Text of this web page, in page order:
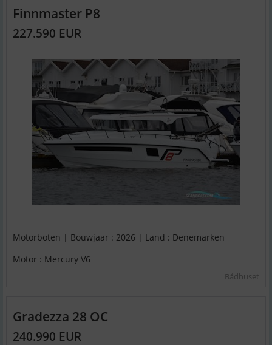
Finnmaster P8
227.590 EUR
Motorboten | Bouwjaar : 2026 | Land : Denemarken
Motor : Mercury V6
Bådhuset
Gradezza 28 OC
240.990 EUR